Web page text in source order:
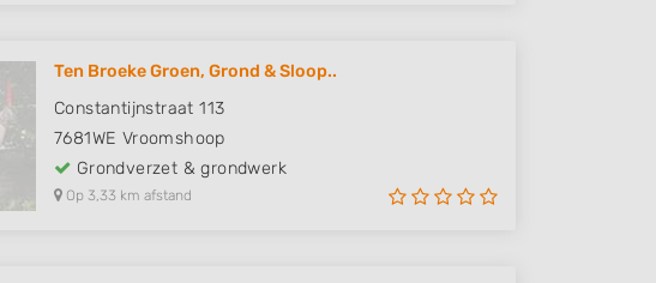
Ten Broeke Groen, Grond & Sloop..
Constantijnstraat 113
7681WE Vroomshoop
Grondverzet & grondwerk
Op 3,33 km afstand